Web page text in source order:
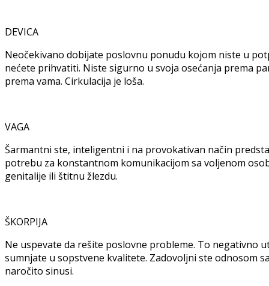
DEVICA
Neočekivano dobijate poslovnu ponudu kojom niste u
nećete prihvatiti. Niste sigurno u svoja osećanja prema
prema vama. Cirkulacija je loša.
VAGA
Šarmantni ste, inteligentni i na provokativan način
potrebu za konstantnom komunikacijom sa voljenom
genitalije ili štitnu žlezdu.
ŠKORPIJA
Ne uspevate da rešite poslovne probleme. To negativno
sumnjate u sopstvene kvalitete. Zadovoljni ste odnosom
naročito sinusi.